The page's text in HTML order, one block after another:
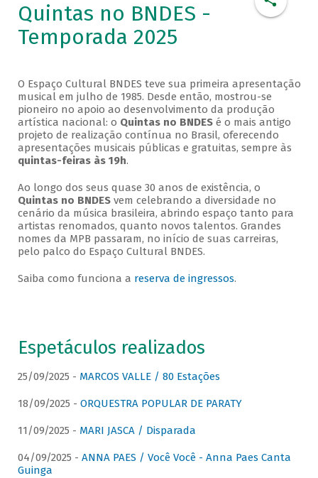
Quintas no BNDES -
Temporada 2025
O Espaço Cultural BNDES teve sua primeira apresentação
musical em julho de 1985. Desde então, mostrou-se
pioneiro no apoio ao desenvolvimento da produção
artística nacional: o Quintas no BNDESé o mais antigo
projeto de realização contínua no Brasil, oferecendo
apresentações musicais públicas e gratuitas, sempre às
quintas-feiras às 19h.
Ao longo dos seus quase 30 anos de existência, o
Quintas no BNDESvem celebrando a diversidade no
cenário da música brasileira, abrindo espaço tanto para
artistas renomados, quanto novos talentos. Grandes
nomes da MPB passaram, no início de suas carreiras,
pelo palco do Espaço Cultural BNDES.
Saiba como funciona a reserva de ingressos.
Espetáculos realizados
25/09/2025 - MARCOS VALLE / 80 Estações
18/09/2025 - ORQUESTRA POPULAR DE PARATY
11/09/2025 - MARI JASCA / Disparada
04/09/2025 - ANNA PAES / Você Você - Anna Paes Canta
Guinga